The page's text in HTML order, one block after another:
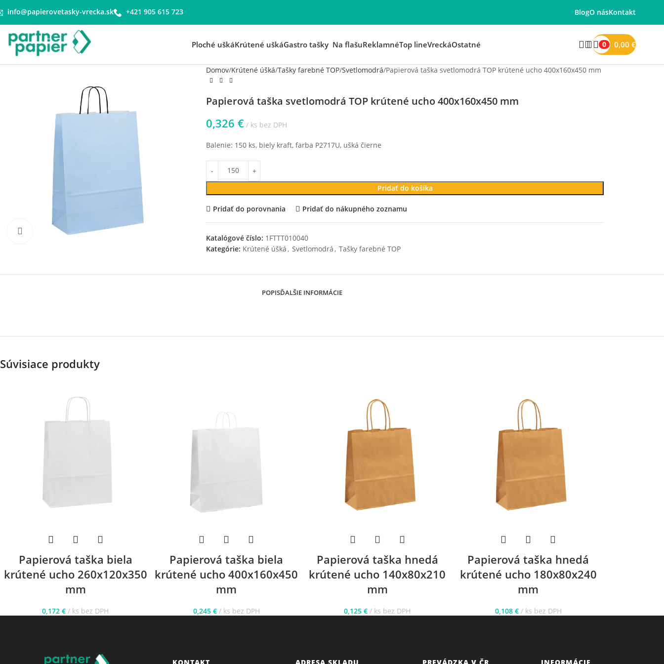
info@papierovetasky-vrecka.sk +421 905 615 723 BlogO násKontakt
Ploché uškáKrútené uškáGastro tašky Na flašuReklamnéTop lineVreckáOstatné 0 0,00 €
Klikni pre zväčšenie
Domov Krútené úšká Tašky farebné TOP Svetlomodrá Papierová taška svetlomodrá TOP krútené ucho 400x160x450 mm
Papierová taška svetlomodrá TOP krútené ucho 400x160x450 mm
0,326€ ks bez DPH
Balenie: 150 ks, biely kraft, farba P2717U, ušká čierne
Pridať do košíka
Pridať do porovnania Pridať do nákupného zoznamu
Katalógové číslo: 1FTTT010040
Kategórie: Krútené úšká, Svetlomodrá, Tašky farebné TOP
POPISĎALŠIE INFORMÁCIE
Súvisiace produkty
Papierová taška biela
krútené ucho 260x120x350
mm
0,172€ ks bez DPH
Papierová taška biela
krútené ucho 400x160x450
mm
0,245 € ks bez DPH
Papierová taška hnedá
krútené ucho 140x80x210
mm
0,125€ ks bez DPH
Papierová taška hnedá
krútené ucho 180x80x240
mm
0,108 € ks bez DPH
KONTAKT ADRESA SKLADU PREVÁDZKA V ČR INFORMÁCIE